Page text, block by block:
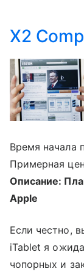
X2
Время начала
Примерная
Описание:
Apple
Если честно,
iTablet я
чопорных и